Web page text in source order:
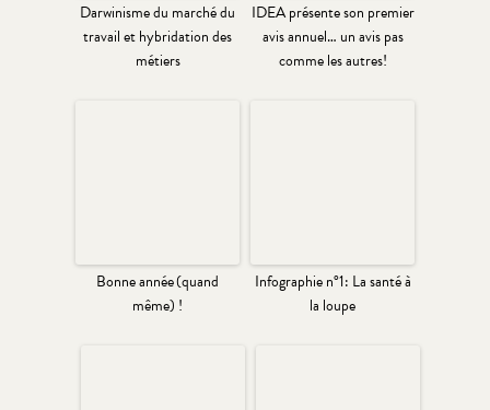
Darwinisme du marché du
travail et hybridation des
métiers
IDEA présente son premier
avis annuel… un avis pas
comme les autres!
Bonne année (quand
même) !
Infographie n°1: La santé à
la loupe